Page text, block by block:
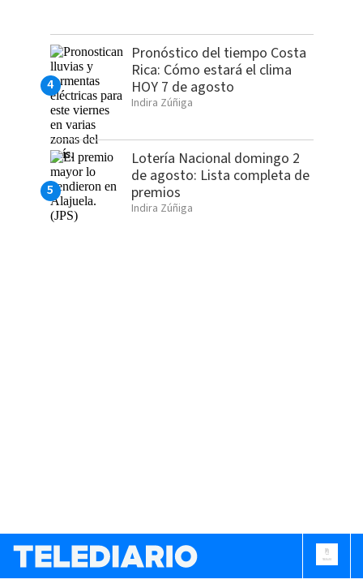
Pronóstico del tiempo Costa
Rica: Cómo estará el clima
HOY 7 de agosto
Indira Zúñiga
Lotería Nacional domingo 2
de agosto: Lista completa de
premios
Indira Zúñiga